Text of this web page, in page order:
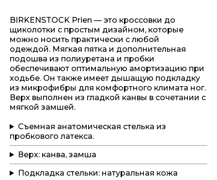
BIRKENSTOCK Prien — это кроссовки до
щиколотки с простым дизайном, которые
можно носить практически с любой
одеждой. Мягкая пятка и дополнительная
подошва из полиуретана и пробки
обеспечивают оптимальную амортизацию при
ходьбе. Он также имеет дышащую подкладку
из микрофибры для комфортного климата ног.
Верх выполнен из гладкой канвы в сочетании с
мягкой замшей.
Съемная анатомическая стелька из
пробкового латекса.
Верх: канва, замша
Подкладка стельки: натуральная кожа